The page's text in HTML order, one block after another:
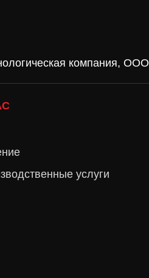
компания, ООО
услуги